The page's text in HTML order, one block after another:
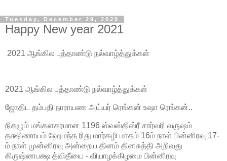
Tuesday, December 29, 2020
Happy New year 2021
2021 ஆங்கில புத்தாண்டு நல்வாழ்த்துக்கள்
2021 ஆங்கில புத்தாண்டு நல்வாழ்த்துக்கள்
ஜோதிட தம்பதி நாராயண அய்யர் ரெங்கன் உஷா ரெங்கன்..
நிகழும் மங்களகரமான 1196 ஸ்வஸ்திஸ்ரீ சார்வரி வருஷம்
தக்ஷிணாயம் ஹேமந்த ரிது மார்கழி மாதம் 16ம் நாள் பின்னிரவு 17-
ம் நாள் முன்னிரவு அன்றைய தினம் தினசுத்தி அறிவது
கிருஷ்ணபக்ஷ த்விதீயை - வியாழக்கிழமை பின்னிரவு